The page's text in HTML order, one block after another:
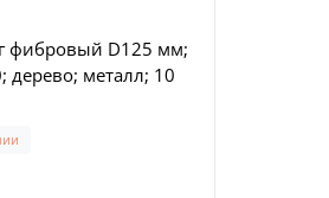
фибровый D125 мм;
дерево; металл; 10